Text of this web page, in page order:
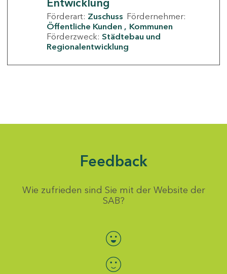
Entwicklung
Förderart: Zuschuss Fördernehmer:
Öffentliche Kunden
Kommunen
Förderzweck: Städtebau und
Regionalentwicklung
Feedback
Wie zufrieden sind Sie mit der Website der
SAB?
Bewertung auswählen